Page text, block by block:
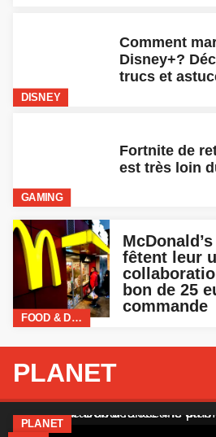
DISNEY
Comment
Disney+?
trucs et
est très loin
FOOD & DRINKS
bon de 25
commande
PLANET

La ville de Dubaï